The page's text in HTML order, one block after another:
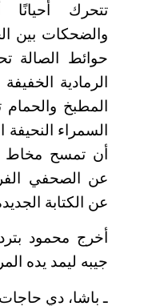
تتحرك أحيانًا
والضحكات بين
حوائط الصالة
الرمادية
المطبخ
السمراء
أن تمسح مخاط
عن الصحفي
عن الكتابة
أخرج محمود
جيبه ليمد يده
ـ باشا، دي